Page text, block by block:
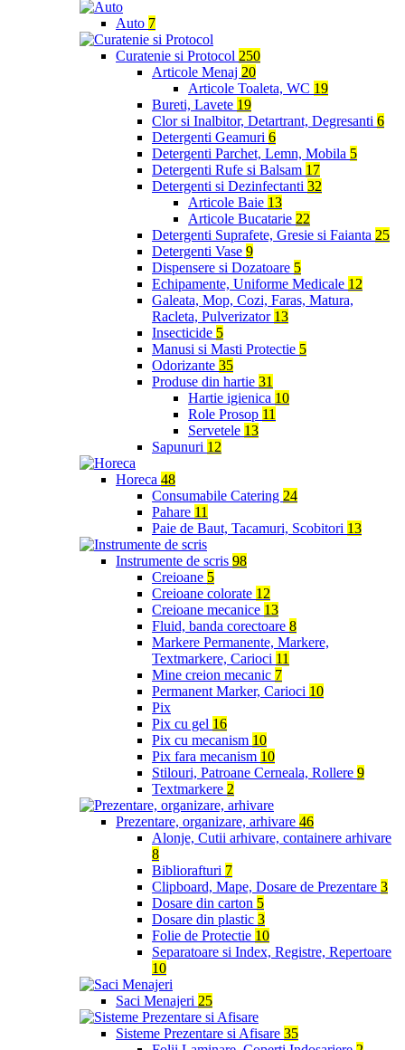
Auto 7
Curatenie si Protocol 250
Articole Menaj 20
Articole Toaleta, WC 19
Bureti, Lavete 19
Clor si Inalbitor, Detartrant, Degresanti 6
Detergenti Geamuri 6
Detergenti Parchet, Lemn, Mobila 5
Detergenti Rufe si Balsam 17
Detergenti si Dezinfectanti 32
Articole Baie 13
Articole Bucatarie 22
Detergenti Suprafete, Gresie si Faianta 25
Detergenti Vase 9
Dispensere si Dozatoare 5
Echipamente, Uniforme Medicale 12
Galeata, Mop, Cozi, Faras, Matura,
Racleta, Pulverizator 13
Insecticide 5
Manusi si Masti Protectie 5
Odorizante 35
Produse din hartie 31
Hartie igienica 10
Role Prosop 11
Servetele 13
Sapunuri 12
Horeca 48
Consumabile Catering 24
Pahare 11
Paie de Baut, Tacamuri, Scobitori 13
Instrumente de scris 98
Creioane 5
Creioane colorate 12
Creioane mecanice 13
Fluid, banda corectoare 8
Markere Permanente, Markere,
Textmarkere, Carioci 11
Mine creion mecanic 7
Permanent Marker, Carioci 10
Pix
Pix cu gel 16
Pix cu mecanism 10
Pix fara mecanism 10
Stilouri, Patroane Cerneala, Rollere 9
Textmarkere 2
Prezentare, organizare, arhivare 46
Alonje, Cutii arhivare, containere arhivare
8
Bibliorafturi 7
Clipboard, Mape, Dosare de Prezentare 3
Dosare din carton 5
Dosare din plastic 3
Folie de Protectie 10
Separatoare si Index, Registre, Repertoare
10
Saci Menajeri 25
Sisteme Prezentare si Afisare 35